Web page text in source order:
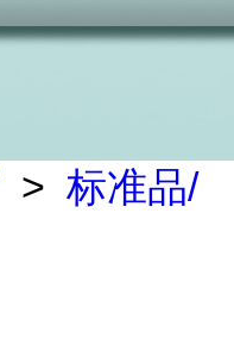
> 标准品/